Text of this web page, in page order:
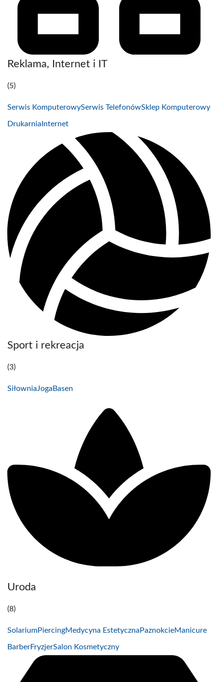
Reklama, Internet i IT
(5)
Serwis KomputerowySerwis TelefonówSklep Komputerowy
Drukarnia Internet
Sport i rekreacja
(3)
SiłowniaJoga Basen
Uroda
(8)
SolariumPiercingMedycyna Estetyczna PaznokcieManicure
BarberFryzjerSalon Kosmetyczny